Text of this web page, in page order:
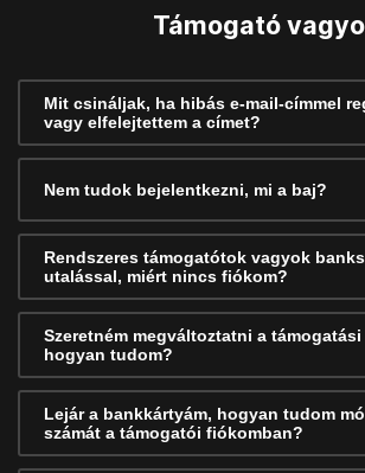
Támogató
Mit csináljak, ha hibás e-mail-címmel
vagy elfelejtettem a címet?
Nem tudok bejelentkezni, mi a baj?
Rendszeres támogatótok vagyok
utalással, miért nincs fiókom?
Szeretném megváltoztatni a
hogyan tudom?
Lejár a bankkártyám, hogyan tudom
számát a támogatói fiókomban?